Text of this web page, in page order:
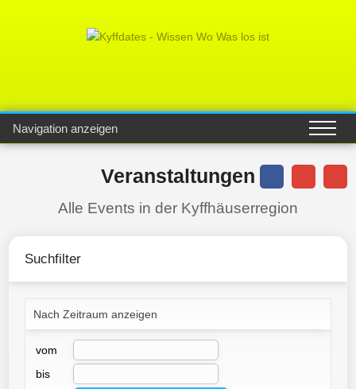
Navigation anzeigen
Veranstaltungen
Alle Events in der Kyffhäuserregion
Suchfilter
Nach Zeitraum anzeigen
vom
bis